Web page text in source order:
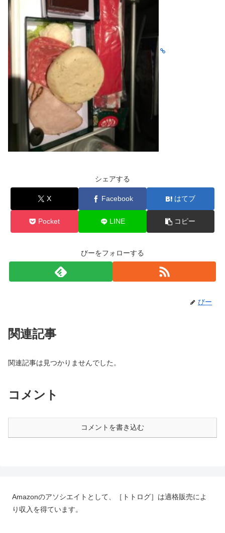
シェアする
X Facebook はてブ
Pocket LINE コピー
びーをフォローする
びー
関連記事
関連記事は見つかりませんでした。
コメント
コメントを書き込む
Amazonのアソシエイトとして、［トトログ］は適格販売によ
り収入を得ています。